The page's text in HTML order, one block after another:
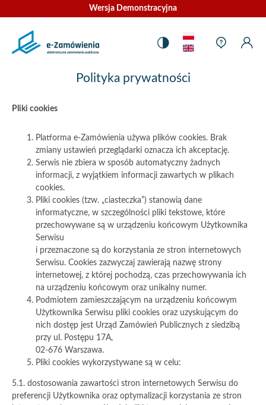
Zamówienia
Ustawienia
Język
Pomoc
Pomoc
Polityka prywatności
Pliki cookies
Platforma e-Zamówienia używa plików cookies. Brak
zmiany ustawień przeglądarki oznacza ich akceptację.
Serwis nie zbiera w sposób automatyczny żadnych
informacji, z wyjątkiem informacji zawartych w plikach
cookies.
Pliki cookies (tzw. „ciasteczka”) stanowią dane
informatyczne, w szczególności pliki tekstowe, które
przechowywane są w urządzeniu końcowym Użytkownika
Serwisu
i przeznaczone są do korzystania ze stron internetowych
Serwisu. Cookies zazwyczaj zawierają nazwę strony
internetowej, z której pochodzą, czas przechowywania ich
na urządzeniu końcowym oraz unikalny numer.
Podmiotem zamieszczającym na urządzeniu końcowym
Użytkownika Serwisu pliki cookies oraz uzyskującym do
nich dostęp jest Urząd Zamówień Publicznych z siedzibą
przy ul. Postępu 17A,
02-676 Warszawa.
Pliki cookies wykorzystywane są w celu:
5.1. dostosowania zawartości stron internetowych Serwisu do
preferencji Użytkownika oraz optymalizacji korzystania ze stron